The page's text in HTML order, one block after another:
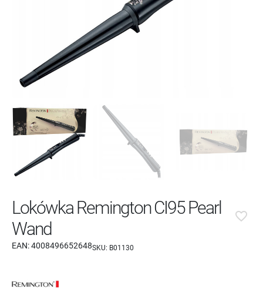
Lokówka Remington CI95 Pearl
Wand
EAN:4008496652648SKU: B01130
favorite_border